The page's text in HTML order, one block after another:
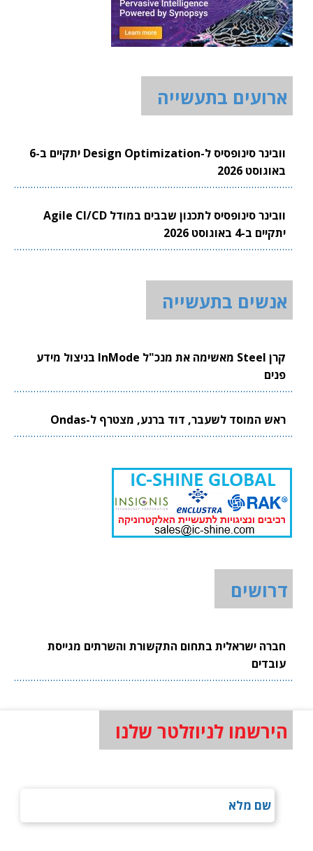
ארועים בתעשייה
וובינר סינופסיס ל-Design Optimization יתקיים ב-6
באוגוסט 2026
וובינר סינופסיס לתכנון שבבים במודל Agile CI/CD
יתקיים ב-4 באוגוסט 2026
אנשים בתעשייה
קרן Steel מאשימה את מנכ"ל InMode בניצול מידע
פנים
ראש המוסד לשעבר, דוד ברנע, מצטרף ל-Ondas
דרושים
חברה ישראלית בתחום התקשורת והשרתים מגייסת
עובדים
הירשמו לניוזלטר שלנו